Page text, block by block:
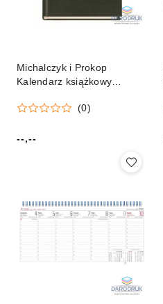
Michalczyk i Prokop
Kalendarz książkowy
Prokop (T-150V-Z)
(0)
Cena:
--,--